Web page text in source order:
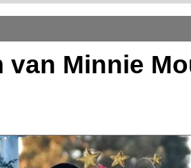
van Minnie